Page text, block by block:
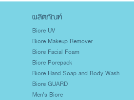
ผลิตภัณฑ์
Biore UV
Biore Makeup Remover
Biore Facial Foam
Biore Porepack
Biore Hand Soap and Body Wash
Biore GUARD
Men's Biore